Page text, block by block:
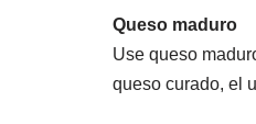
Queso maduro
Use queso
queso curado, el